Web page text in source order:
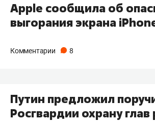
Apple сообщила об
выгорания экрана
Комментарии 8
Путин предложил
Росгвардии охрану глав